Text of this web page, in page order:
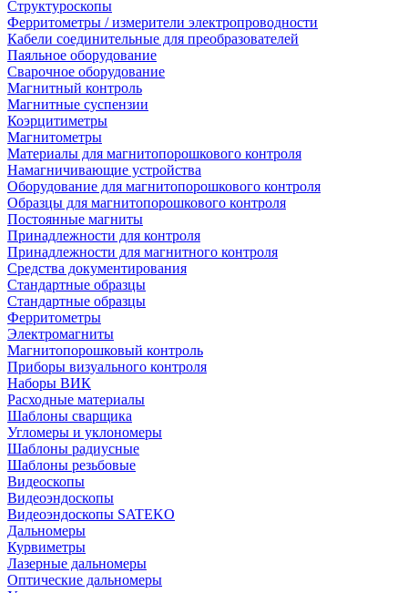
Структуроскопы
Ферритометры / измерители электропроводности
Кабели соединительные для преобразователей
Паяльное оборудование
Сварочное оборудование
Магнитный контроль
Магнитные суспензии
Коэрцитиметры
Магнитометры
Материалы для магнитопорошкового контроля
Намагничивающие устройства
Оборудование для магнитопорошкового контроля
Образцы для магнитопорошкового контроля
Постоянные магниты
Принадлежности для контроля
Принадлежности для магнитного контроля
Средства документирования
Стандартные образцы
Стандартные образцы
Ферритометры
Электромагниты
Магнитопорошковый контроль
Приборы визуального контроля
Наборы ВИК
Расходные материалы
Шаблоны сварщика
Угломеры и уклономеры
Шаблоны радиусные
Шаблоны резьбовые
Видеоскопы
Видеоэндоскопы
Видеоэндоскопы SATEKO
Дальномеры
Курвиметры
Лазерные дальномеры
Оптические дальномеры